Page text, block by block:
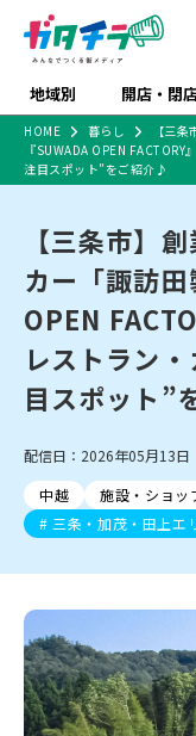
地域別 開店・閉
中越
佐渡
新潟市中央区 新
新潟市南区
新潟
村上・関川
新発
三条・加茂・田上
長岡・見附
柏崎・刈羽・出雲崎
リニューアル・移転
新潟市・開店
新
上
ラーメン・開店
和食
スイーツ
ご当地グルメ 食
カフェ
居酒屋・
パン・ベーカリー
旨辛・激辛
定食
日本酒・新潟清酒
ケーキ・パフェ
忘新年会・歓送迎会
趣味・展示会
スポーツ
セミナー・講演会
住宅展示場
完成
食品メーカー
品
習い事・塾 アパ
観光スポット
温
リラクゼーション・整
病院・クリニック
リバーサイド千秋
特売セール
特集・まとめ
セツコママ ラン
開店まとめ
閉店
食品スーパー
ニ
ショッピングモ
大型施設
ファッション
インテリア・雑貨
新車・中古車・カー用
冠婚葬祭
習い事
周年祭・感謝祭セール
HOME 暮らし
【三
『SUWADA OPEN
注目スポット”をご紹介♪
【三条市】
カー「諏訪
OPEN
レストラン
目スポット”
配信日：2026年05月13
中越
施設・ショッ
三条・加茂・田上エ